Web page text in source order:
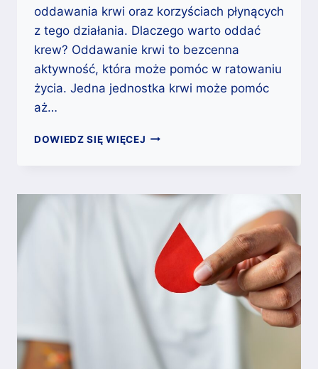
oddawania krwi oraz korzyściach płynących
z tego działania. Dlaczego warto oddać
krew? Oddawanie krwi to bezcenna
aktywność, która może pomóc w ratowaniu
życia. Jedna jednostka krwi może pomóc
aż…
DOWIEDZ SIĘ WIĘCEJ GDZIE
PO
KRWIODAWSTWA